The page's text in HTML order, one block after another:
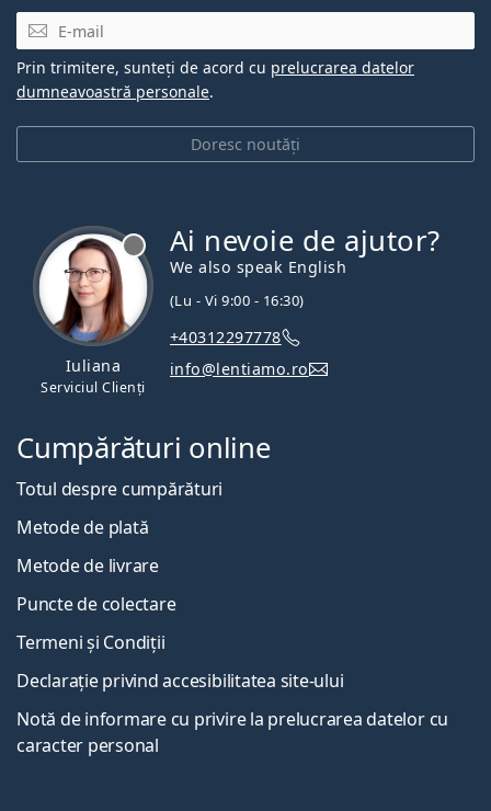
E-mail
Doresc noutăți
Prin trimitere, sunteți de acord cu prelucrarea datelor
dumneavoastră personale.
Iuliana
Serviciul Clienți
Ai nevoie de ajutor?
We also speak English
(Lu - Vi 9:00 - 16:30)
+40312297778
info@lentiamo.ro
Cumpărături online
Totul despre cumpărături
Metode de plată
Metode de livrare
Puncte de colectare
Termeni și Condiții
Declarație privind accesibilitatea site-ului
Notă de informare cu privire la prelucrarea datelor cu
caracter personal